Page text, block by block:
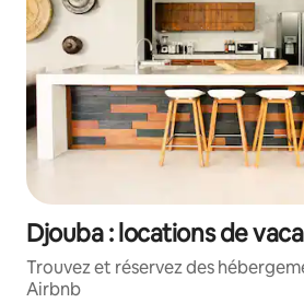
Djouba : locations de
Trouvez et réservez des
Airbnb